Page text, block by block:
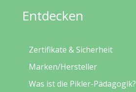
Entdecken
Zertifikate & Sicherheit
Marken/Hersteller
Was ist die Pikler-Pädagogik?